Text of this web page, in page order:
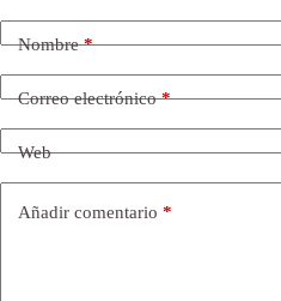
Nombre*
Correo electrónico*
Web
Añadir comentario *